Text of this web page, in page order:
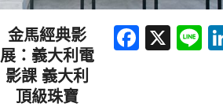
金馬經典影
展：義大利電
影課 義大利
頂級珠寶
X